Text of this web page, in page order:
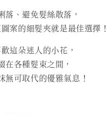
落、避免髮絲散落，
案的細髮夾就是最佳選擇！
這朵迷人的小花，
在各種髮束之間，
無可取代的優雅氣息！